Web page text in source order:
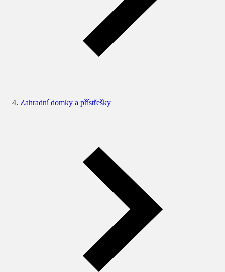
Zahradní domky a přístřešky